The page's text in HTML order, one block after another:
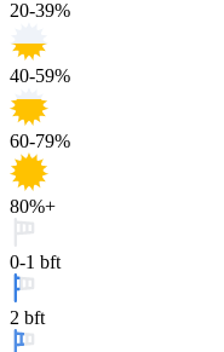
20-39%
40-59%
60-79%
80%+
0-1 bft
2 bft